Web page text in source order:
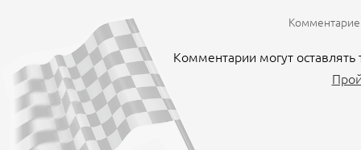
Комментарии могут